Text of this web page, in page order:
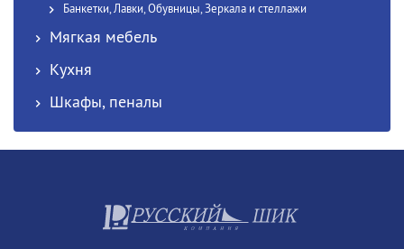
Банкетки, Лавки, Обувницы, Зеркала и стеллажи
Мягкая мебель
Кухня
Шкафы, пеналы